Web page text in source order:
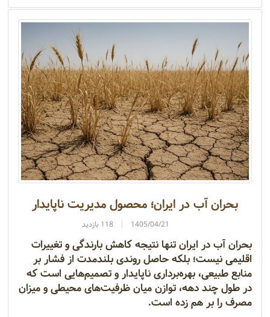
بحران آب در ایران؛ محصول مدیریت ناپایدار
1405/04/21 118 بازدید
بحران آب در ایران تنها نتیجه کاهش بارندگی و تغییرات
اقلیمی نیست؛ بلکه حاصل روندی بلندمدت از فشار بر
منابع طبیعی، بهره‌برداری ناپایدار و تصمیم‌هایی است که
در طول چند دهه، توازن میان ظرفیت‌های محیطی و میزان
مصرف را بر هم زده است.